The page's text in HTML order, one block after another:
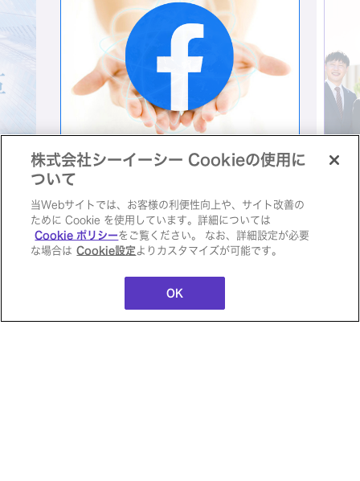
山梨県庁 様
SmartSESAMEでペーパーレスとセキュ
リティ向上を推進。マイナンバーカードを
活用した職員認証プラットフォームで、認
証印刷／スキャン、鍵貸出管理など庁内デ
シーイーシー公式Facebookペー
ジ
外部サイトに移動します
株式会社シーイーシー Cookieの使用に
ついて
当Webサイトでは、お客様の利便性向上や、サイト改善の
ために Cookie を使用しています。詳細については
Cookie ポリシーをご覧ください。 なお、詳細設定が必要
な場合は Cookie設定 よりカスタマイズが可能です。
OK